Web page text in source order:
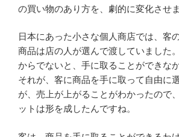
の買い物のあり方を、劇的に変化させま
日本にあった小さな個人商店では、客
商品は店の人が選んで渡していました
からでないと、手に取ることができな
それが、客に商品を手に取って自由に
が、売上が上がることがわかったので
ットは形を成したんですね。